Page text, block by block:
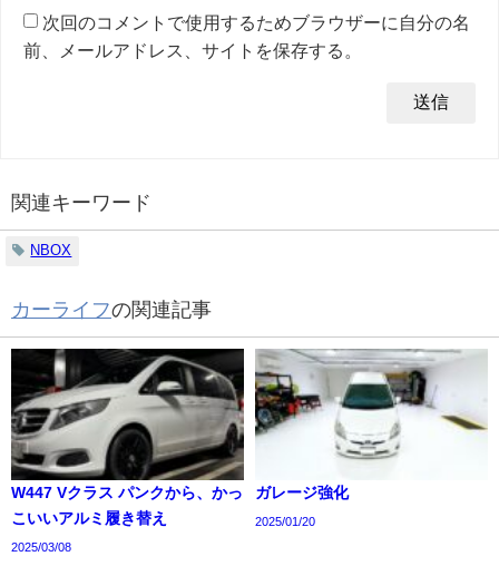
次回のコメントで使用するためブラウザーに自分の名
前、メールアドレス、サイトを保存する。
関連キーワード
NBOX
カーライフの関連記事
W447 Vクラス パンクから、かっ
こいいアルミ履き替え
2025/03/08
ガレージ強化
2025/01/20